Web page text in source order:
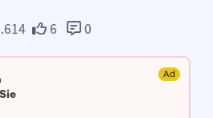
6 0
Ad